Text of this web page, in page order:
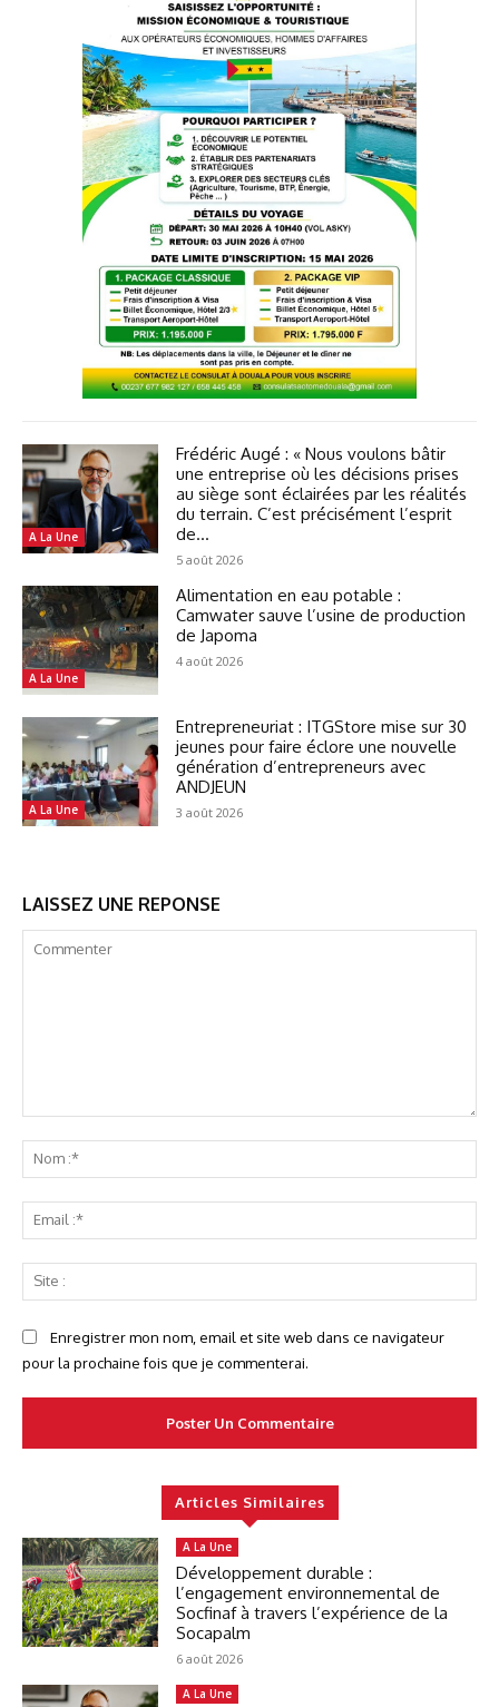
A La Une
Frédéric Augé : « Nous voulons bâtir
une entreprise où les décisions prises
au siège sont éclairées par les réalités
du terrain. C’est précisément l’esprit
de...
5 août 2026
A La Une
Alimentation en eau potable :
Camwater sauve l’usine de production
de Japoma
4 août 2026
A La Une
Entrepreneuriat : ITGStore mise sur 30
jeunes pour faire éclore une nouvelle
génération d’entrepreneurs avec
ANDJEUN
3 août 2026
LAISSEZ UNE REPONSE
:*
:*
:
Enregistrer mon nom, email et site web dans ce navigateur
pour la prochaine fois que je commenterai.
Articles Similaires
A La Une
Développement durable :
l’engagement environnemental de
Socfinaf à travers l’expérience de la
Socapalm
6 août 2026
A La Une